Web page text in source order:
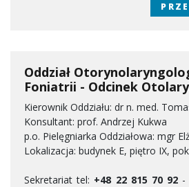
Oddział
Foniatrii - Odcinek
Kierownik Oddziału: dr n. med.
Konsultant: prof. Andrzej Kukwa
p.o. Pielęgniarka Oddziałowa: mgr
Lokalizacja: budynek E, piętro IX,
Sekretariat tel: +48 22 815 70 92 -